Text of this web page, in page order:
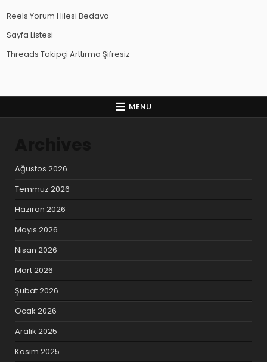
Reels Yorum Hilesi Bedava
Sayfa Listesi
Threads Takipçi Arttırma Şifresiz
MENU
Ağustos 2026
Temmuz 2026
Haziran 2026
Mayıs 2026
Nisan 2026
Mart 2026
Şubat 2026
Ocak 2026
Aralık 2025
Kasım 2025